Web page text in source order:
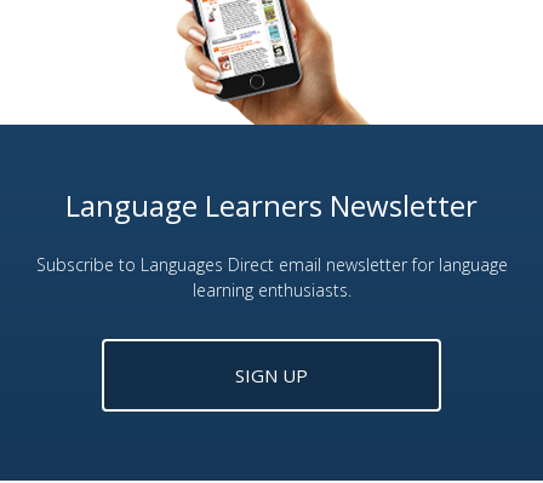
Language Learners Newsletter
Subscribe to Languages Direct email newsletter for language
learning enthusiasts.
SIGN UP